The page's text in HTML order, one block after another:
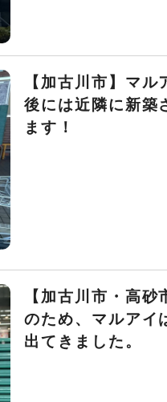
【加古川市】マ
後には近隣に新築
ます！
【加古川市・高
のため、マルアイ
出てきました。